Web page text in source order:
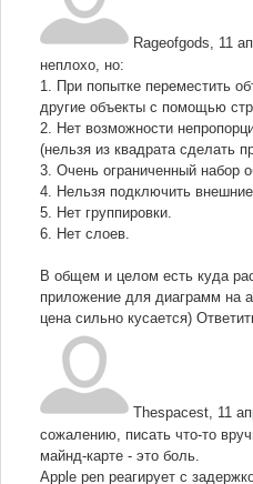
Rageofgods, 11
неплохо, но:
1. При попытке переместить
другие объекты с помощью
2. Нет возможности
(нельзя из квадрата сделать
3. Очень ограниченный набор
4. Нельзя подключить
5. Нет группировки.
6. Нет слоев.
В общем и целом есть куда
приложение для диаграмм на
цена сильно кусается)
Thespacest, 11
сожалению, писать что-то
майнд-карте - это боль.
Apple pen реагирует с